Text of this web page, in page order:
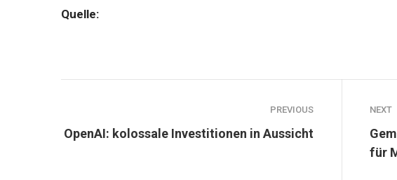
Quelle:
PREVIOUS
OpenAI: kolossale Investitionen in Aussicht
NEXT
für